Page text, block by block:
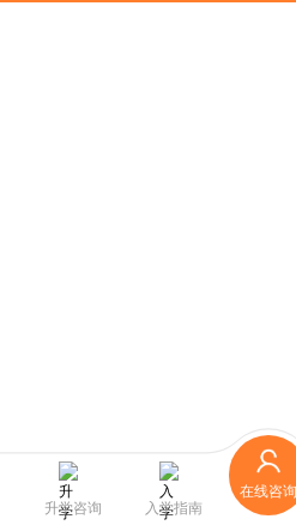
升学咨询 入学指南
在线咨询